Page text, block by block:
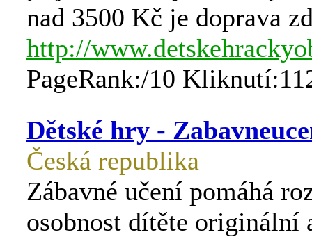
nad 3500 Kč je doprava
http://
PageRank:/10
Dětské hry -
Česká republika
Zábavné učení pomáhá
osobnost dítěte originální